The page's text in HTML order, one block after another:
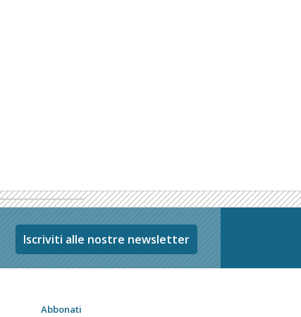
Iscriviti alle nostre newsletter
Abbonati